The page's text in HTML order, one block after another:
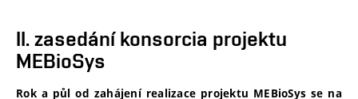
II. zasedání konsorcia projektu
MEBioSys
Rok a půl od zahájení realizace projektu MEBioSys se na